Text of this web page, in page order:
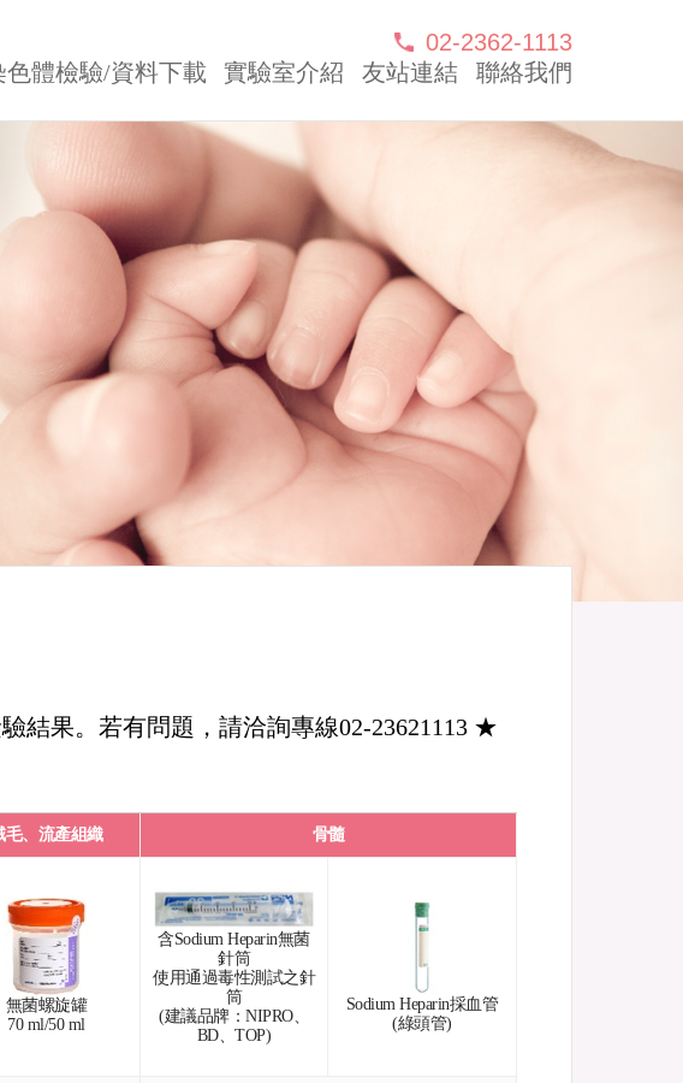
02-2362-1113
色體檢驗/資料下載 實驗室介紹 友站連結 聯絡我們
結果。若有問題，請洽詢專線02-23621113 ★
毛、流產組織 骨髓
無菌螺旋罐
70 ml/50 ml
含Sodium Heparin無菌
針筒
使用通過毒性測試之針
筒
(建議品牌：NIPRO、
BD、TOP)
Sodium Heparin採血管
(綠頭管)